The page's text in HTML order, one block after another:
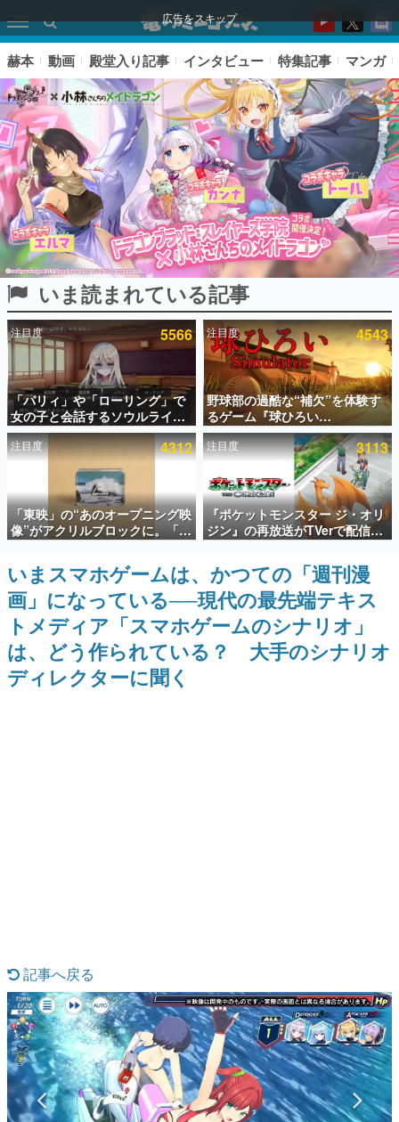
広告をスキップ
ピックアップ
電ファミのいま読まれている記事ランキング
アプリセール情報
インタビュー
連載・特集一覧
殿堂入り記事
SNS拡散数が数千以上！ ページビュー数万以上！ などな
ど。多くの人々に読まれた、電ファミ渾身の“殿堂入り”記
事をまとめました。
ゲームの企画書
名作ゲームクリエイターの方々に製作時のエピソードをお
聞きし、ヒットする企画（ゲーム）とは何か？を探ってい
きます。
赫本
この物語を解いてはいけない。『赫本』は、〈試験問題〉
の形をした短編ホラー小説集です。
なんでゲームは面白い？
ゲーム開発者・hamatsu氏がゲームの魅力を画面や操作の
具体的な形から解き明かしていく、硬派で骨太な評論連載
です。
ゲームが変えた日本語
「経験値」「裏技」「ラスボス」… ゲームにまつわる言葉
の起源や用法の変遷を、コンピューター文化史研究家・タ
イニーP氏が徹底調査。
赫本 動画 殿堂入り記事 インタビュー 特集記事 マンガ
いま読まれている記事
注目度 5566
「パリィ」や「ローリング」で
女の子と会話するソウルライク
恋愛ゲーム『小早川さんはソウ
ルライク』無料公開。返事に失
敗すると「YOU DIED」
注目度 4543
野球部の過酷な“補欠”を体験す
るゲーム『球ひろい
Simulator』が「1件」のウィッ
シュリストをもとにチェコ語に
対応しSNSで話題に。『キング
ダム・カム』開発元やチェコの
プロ野球選手から称賛の声
注目度 4312
「東映」の“あのオープニング映
像”がアクリルブロックに。「東
映ヒストリカル グッズコレクシ
ョン」が8月下旬より発売
注目度 3113
『ポケットモンスター ジ・オリ
ジン』の再放送がTVerで配信
中！レッド（CV：竹内順子）が
主人公のオリジナルアニメ
いまスマホゲームは、かつての「週刊漫
画」になっている──現代の最先端テキス
トメディア「スマホゲームのシナリオ」
は、どう作られている？ 大手のシナリオ
ディレクターに聞く
記事へ戻る